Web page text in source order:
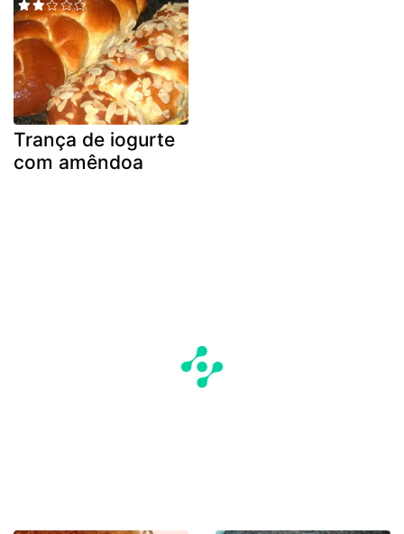
Trança de iogurte
com amêndoa